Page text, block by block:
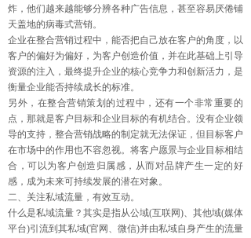
炸，他们越来越能够分辨各种广告信息，甚至容易厌倦铺
天盖地的病毒式营销。
企业在整合营销过程中，能否把自己放在客户的角度，以
客户的偏好为偏好，为客户创造价值，并在此基础上引导
资源的注入，最终提升企业的核心竞争力和创新活力，是
衡量企业能否持续成长的标准。
另外，在整合营销策划的过程中，还有一个非常重要的
点，那就是客户目标和企业目标的有机结合。没有企业领
导的支持，整合营销战略的制定就无法保证，但目标客户
在市场中的作用也不容忽视。将客户愿景与企业目标相结
合，可以为客户创造归属感，从而对品牌产生一定的好
感，成为未来可持续发展的潜在对象。
二、关注私域流量，有效互动。
什么是私域流量？其实是指从公域(互联网)、其他域(媒体
平台)引流到其私域(官网、微信)并由私域自身产生的流量